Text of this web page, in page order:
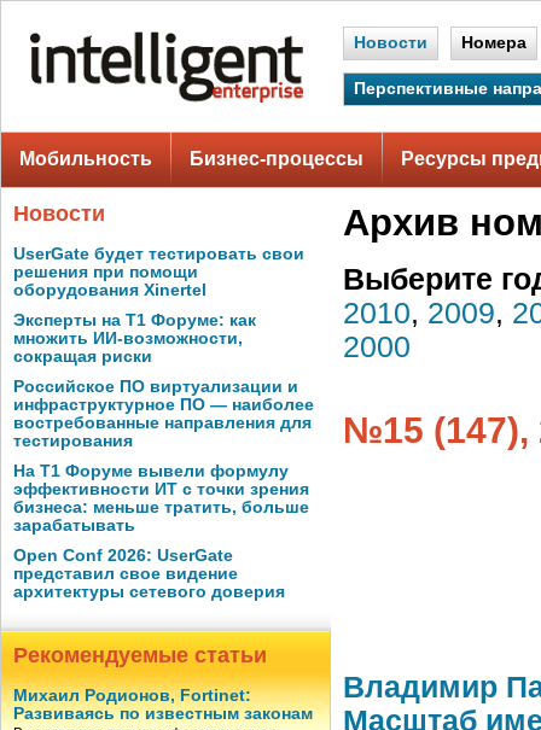
Новости Номера
Перспективные
Мобильность Бизнес-процессы Ресурсы
Новости
UserGate будет тестировать свои
решения при помощи
оборудования Xinertel
Эксперты на Т1 Форуме: как
множить ИИ-возможности,
сокращая риски
Российское ПО виртуализации и
инфраструктурное ПО — наиболее
востребованные направления для
тестирования
На Т1 Форуме вывели формулу
эффективности ИТ с точки зрения
бизнеса: меньше тратить, больше
зарабатывать
Open Conf 2026: UserGate
представил свое видение
архитектуры сетевого доверия
Рекомендуемые статьи
Михаил Родионов, Fortinet:
Развиваясь по известным законам
Архив
Выберите
2010, 2009,
2000
№15 (147),
Владимир
Масштаб